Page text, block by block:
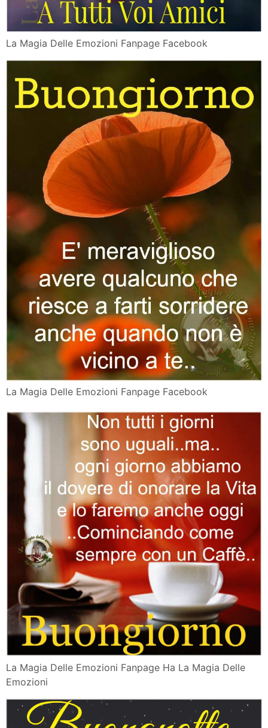
La Magia Delle Emozioni Fanpage Facebook
La Magia Delle Emozioni Fanpage Facebook
La Magia Delle Emozioni Fanpage Ha La Magia Delle
Emozioni